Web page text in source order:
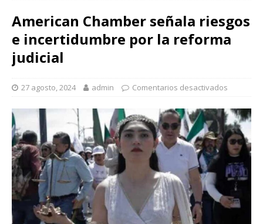
American Chamber señala riesgos
e incertidumbre por la reforma
judicial
27 agosto, 2024 admin Comentarios desactivados